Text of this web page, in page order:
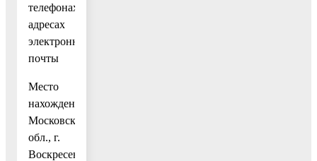
телефонах,
адресах
электронной
почты
Место
нахождения:
Московская
обл., г.
Воскресенск,